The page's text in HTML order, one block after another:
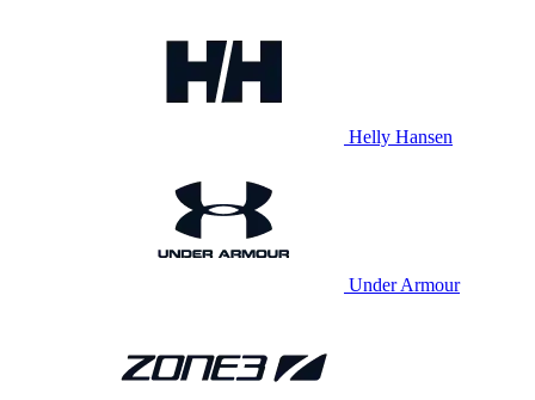
Helly Hansen
Under Armour